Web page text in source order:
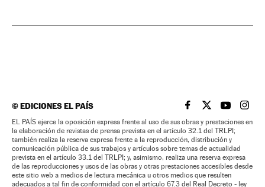
©EDICIONES EL PAÍS EL PAÍS BRASIL EN
EL PAÍSEL PAÍS
EL
EL PAÍS ejerce la oposición expresa frente al uso de sus obras y prestaciones en
la elaboración de revistas de prensa prevista en el artículo 32.1 del TRLPI;
también realiza la reserva expresa frente a la reproducción, distribución y
comunicación pública de sus trabajos y artículos sobre temas de actualidad
prevista en el artículo 33.1 del TRLPI; y, asimismo, realiza una reserva expresa
de las reproducciones y usos de las obras y otras prestaciones accesibles desde
este sitio web a medios de lectura mecánica u otros medios que resulten
adecuados a tal fin de conformidad con el artículo 67.3 del Real Decreto - ley